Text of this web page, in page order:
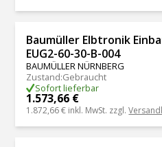
Baumüller Elbtronik
EUG2-60-30-B-004
BAUMÜLLER NÜRNBERG
Zustand:Gebraucht
Sofort lieferbar
1.573,66 €
1.872,66 € inkl. MwSt. zzgl.